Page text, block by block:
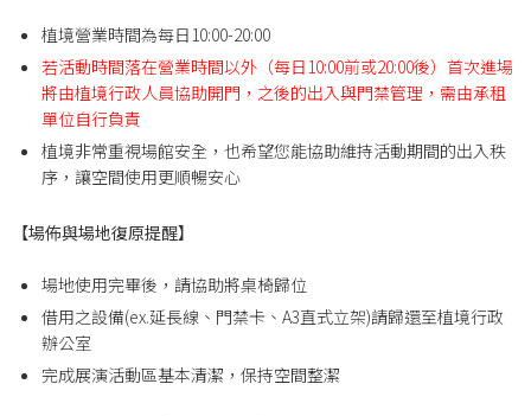
植境營業時間為每日10:00-20:00
若活動時間落在營業時間以外（每日10:00前或20:00後）首次進場
將由植境行政人員協助開門，之後的出入與門禁管理，需由承租
單位自行負責
植境非常重視場館安全，也希望您能協助維持活動期間的出入秩
序，讓空間使用更順暢安心
【場佈與場地復原提醒】
場地使用完畢後，請協助將桌椅歸位
借用之設備(ex.延長線、門禁卡、A3直式立架)請歸還至植境行政
辦公室
完成展演活動區基本清潔，保持空間整潔